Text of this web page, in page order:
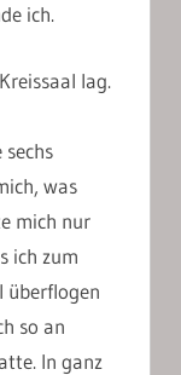
ich.
lag.
was
mich nur
ich zum
überflogen
so an
In ganz